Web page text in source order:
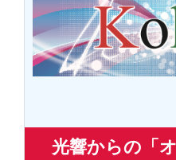
光響からの「